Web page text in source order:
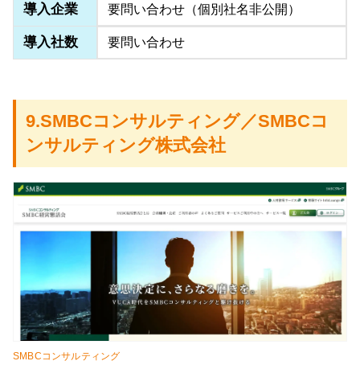
導入企業 要問い合わせ（個別社名非公開）
導入社数 要問い合わせ
9.SMBCコンサルティング／SMBCコ
ンサルティング株式会社
SMBCコンサルティング